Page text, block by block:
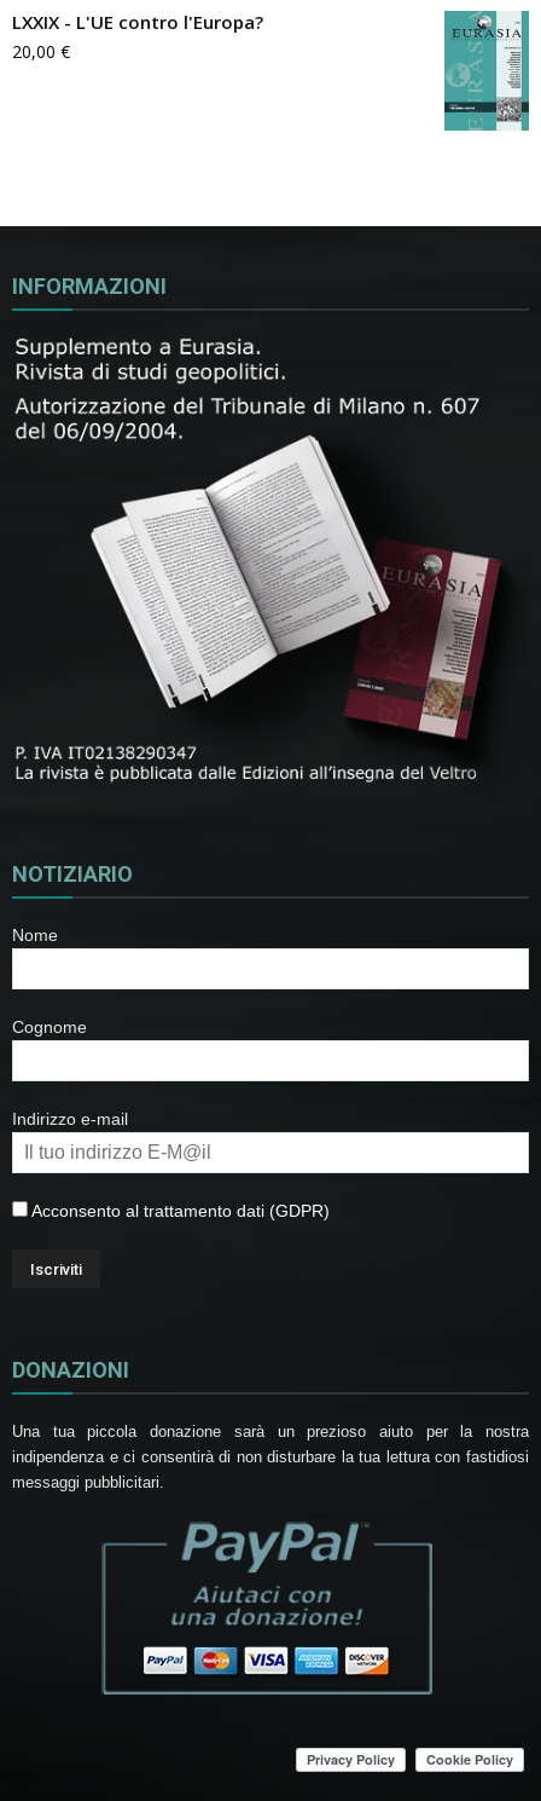
LXXIX - L'UE contro l'Europa?
20,00 €
INFORMAZIONI
NOTIZIARIO
Nome
Cognome
Indirizzo e-mail
Acconsento al trattamento dati (GDPR)
DONAZIONI
Una tua piccola donazione sarà un prezioso aiuto per la nostra
indipendenza e ci consentirà di non disturbare la tua lettura con fastidiosi
messaggi pubblicitari.